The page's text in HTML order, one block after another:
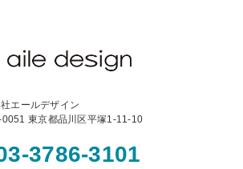
エールデザイン
東京都品川区平塚1-11-10
3786-3101